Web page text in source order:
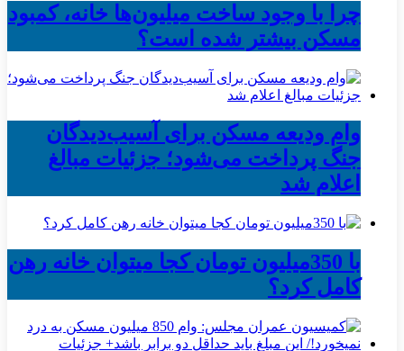
چرا با وجود ساخت میلیون‌ها خانه، کمبود
مسکن بیشتر شده است؟
وام ودیعه مسکن برای آسیب‌دیدگان
جنگ پرداخت می‌شود؛ جزئیات مبالغ
اعلام شد
با 350میلیون تومان کجا میتوان خانه رهن
کامل کرد؟